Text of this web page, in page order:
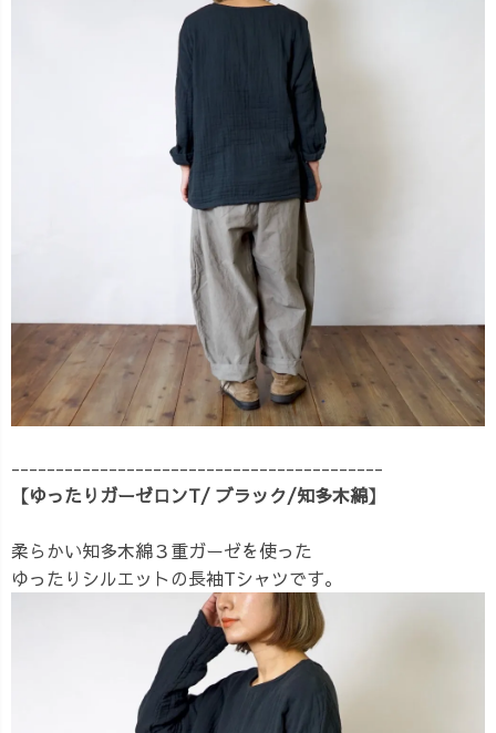
------------------------------------------
【ゆったりガーゼロンT/ ブラック/知多木綿】
柔らかい知多木綿３重ガーゼを使った
ゆったりシルエットの長袖Tシャツです。